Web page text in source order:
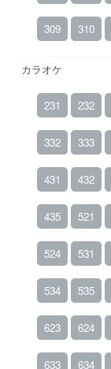
309 310
カラオケ
231 232
332 333
431 432
435 521
524 531
534 535
623 624
633 634